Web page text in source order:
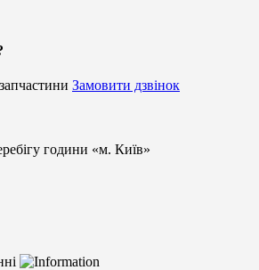
Замовити дзвінок
години «м. Київ»